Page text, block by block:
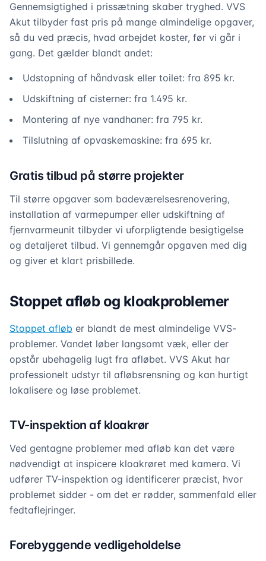
Gennemsigtighed i prissætning skaber tryghed. VVS
Akut tilbyder fast pris på mange almindelige opgaver,
så du ved præcis, hvad arbejdet koster, før vi går i
gang. Det gælder blandt andet:
Udstopning af håndvask eller toilet: fra 895 kr.
Udskiftning af cisterner: fra 1.495 kr.
Montering af nye vandhaner: fra 795 kr.
Tilslutning af opvaskemaskine: fra 695 kr.
Gratis tilbud på større projekter
Til større opgaver som badeværelsesrenovering,
installation af varmepumper eller udskiftning af
fjernvarmeunit tilbyder vi uforpligtende besigtigelse
og detaljeret tilbud. Vi gennemgår opgaven med dig
og giver et klart prisbillede.
Stoppet afløb og kloakproblemer
Stoppet afløb er blandt de mest almindelige VVS-
problemer. Vandet løber langsomt væk, eller der
opstår ubehagelig lugt fra afløbet. VVS Akut har
professionelt udstyr til afløbsrensning og kan hurtigt
lokalisere og løse problemet.
TV-inspektion af kloakrør
Ved gentagne problemer med afløb kan det være
nødvendigt at inspicere kloakrøret med kamera. Vi
udfører TV-inspektion og identificerer præcist, hvor
problemet sidder - om det er rødder, sammenfald eller
fedtaflejringer.
Forebyggende vedligeholdelse